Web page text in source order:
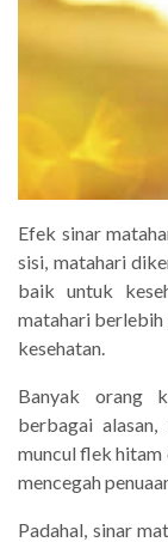
Efek sinar
sisi, matahari
baik untuk
matahari berlebih
kesehatan.
Banyak orang
berbagai
muncul flek
mencegah
Padahal, sinar